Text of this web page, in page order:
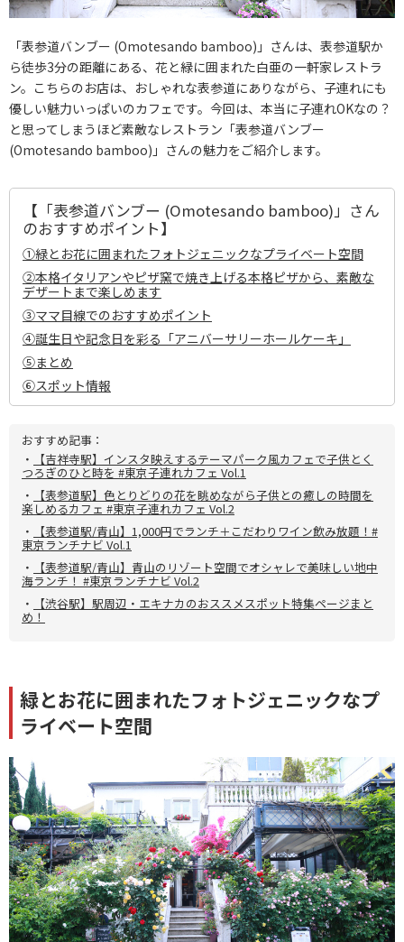
「表参道バンブー (Omotesando bamboo)」さんは、表参道駅か
ら徒歩3分の距離にある、花と緑に囲まれた白亜の一軒家レストラ
ン。こちらのお店は、おしゃれな表参道にありながら、子連れにも
優しい魅力いっぱいのカフェです。今回は、本当に子連れOKなの？
と思ってしまうほど素敵なレストラン「表参道バンブー
(Omotesando bamboo)」さんの魅力をご紹介します。
【「表参道バンブー (Omotesando bamboo)」さん
のおすすめポイント】
①緑とお花に囲まれたフォトジェニックなプライベート空間
②本格イタリアンやピザ窯で焼き上げる本格ピザから、素敵な
デザートまで楽しめます
③ママ目線でのおすすめポイント
④誕生日や記念日を彩る「アニバーサリーホールケーキ」
⑤まとめ
⑥スポット情報
おすすめ記事：
・
【吉祥寺駅】インスタ映えするテーマパーク風カフェで子供とく
つろぎのひと時を #東京子連れカフェ Vol.1
・
【表参道駅】色とりどりの花を眺めながら子供との癒しの時間を
楽しめるカフェ #東京子連れカフェ Vol.2
・
【表参道駅/青山】1,000円でランチ＋こだわりワイン飲み放題！#
東京ランチナビ Vol.1
・
【表参道駅/青山】青山のリゾート空間でオシャレで美味しい地中
海ランチ！ #東京ランチナビ Vol.2
・
【渋谷駅】駅周辺・エキナカのおススメスポット特集ページまと
め！
緑とお花に囲まれたフォトジェニックなプ
ライベート空間